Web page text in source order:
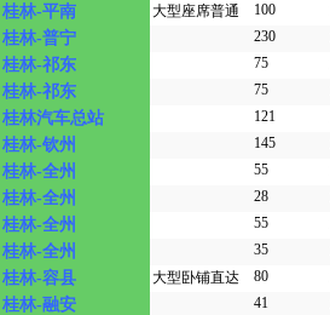
桂林-平南 大型座席普通 100
桂林-普宁 230
桂林-祁东 75
桂林-祁东 75
桂林汽车总站 121
桂林-钦州 145
桂林-全州 55
桂林-全州 28
桂林-全州 55
桂林-全州 35
桂林-容县 大型卧铺直达 80
桂林-融安 41